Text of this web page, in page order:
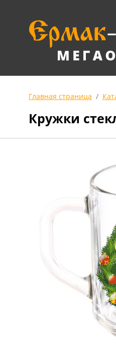
Главная страница
Кружки